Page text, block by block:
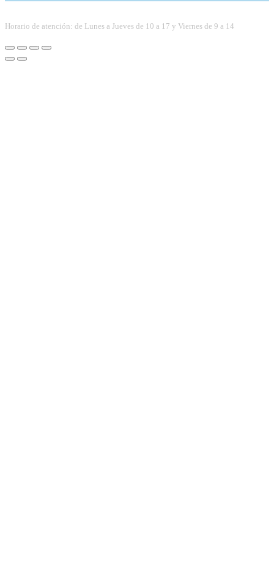
Horario de atención: de Lunes a Jueves de 10 a 17 y Viernes de 9 a 14